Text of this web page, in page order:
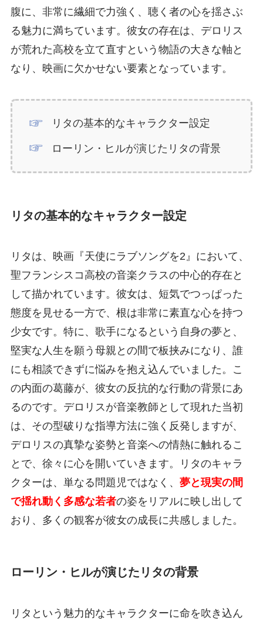
腹に、非常に繊細で力強く、聴く者の心を揺さぶ
る魅力に満ちています。彼女の存在は、デロリス
が荒れた高校を立て直すという物語の大きな軸と
なり、映画に欠かせない要素となっています。
リタの基本的なキャラクター設定
ローリン・ヒルが演じたリタの背景
リタの基本的なキャラクター設定
リタは、映画『天使にラブソングを2』において、
聖フランシスコ高校の音楽クラスの中心的存在と
して描かれています。彼女は、短気でつっぱった
態度を見せる一方で、根は非常に素直な心を持つ
少女です。特に、歌手になるという自身の夢と、
堅実な人生を願う母親との間で板挟みになり、誰
にも相談できずに悩みを抱え込んでいました。こ
の内面の葛藤が、彼女の反抗的な行動の背景にあ
るのです。デロリスが音楽教師として現れた当初
は、その型破りな指導方法に強く反発しますが、
デロリスの真摯な姿勢と音楽への情熱に触れるこ
とで、徐々に心を開いていきます。リタのキャラ
クターは、単なる問題児ではなく、 夢と現実の間
で揺れ動く多感な若者の姿をリアルに映し出して
おり、多くの観客が彼女の成長に共感しました。
ローリン・ヒルが演じたリタの背景
リタという魅力的なキャラクターに命を吹き込ん